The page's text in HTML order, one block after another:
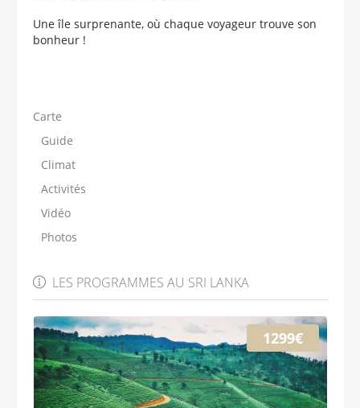
Une île surprenante, où chaque voyageur trouve son
bonheur !
Carte
Guide
Climat
Activités
Vidéo
Photos
LES PROGRAMMES AU SRI LANKA
1299€